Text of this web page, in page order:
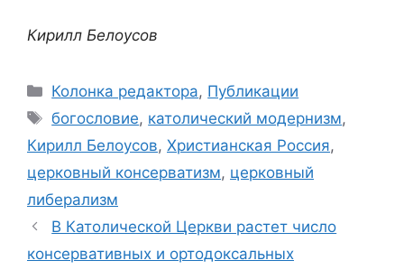
Кирилл Белоусов
Рубрики
Колонка редактора, Публикации
Метки
богословие, католический модернизм,
Кирилл Белоусов, Христианская Россия,
церковный консерватизм, церковный
либерализм
В Католической Церкви растет число
консервативных и ортодоксальных